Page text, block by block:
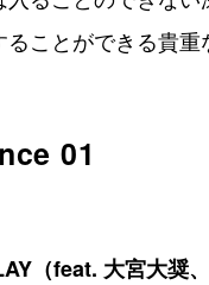
ことができる貴重
01
（feat. 大宮大奨